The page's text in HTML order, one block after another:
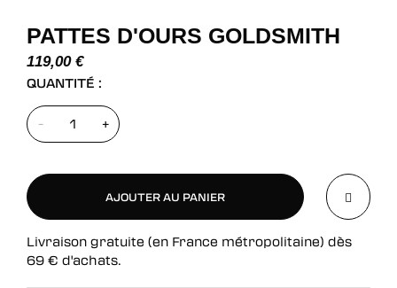
PATTES D'OURS GOLDSMITH
119,00 €
QUANTITÉ :
- +
AJOUTER AU PANIER
AJOUTER AU PANIER
Livraison gratuite (en France métropolitaine) dès
69 € d'achats.